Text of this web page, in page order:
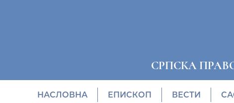
СРПСКА
НАСЛОВНА EПИСКОП ВЕСТИ